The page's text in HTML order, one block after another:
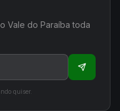
Vale do Paraíba toda
quiser.